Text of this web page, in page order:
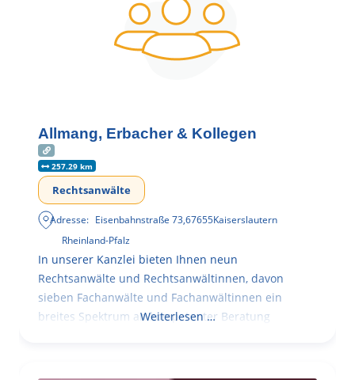
Allmang, Erbacher & Kollegen
257.29 km
Rechtsanwälte
Adresse: Eisenbahnstraße 73,67655Kaiserslautern
Rheinland-Pfalz
In unserer Kanzlei bieten Ihnen neun
Rechtsanwälte und Rechtsanwältinnen, davon
sieben Fachanwälte und Fachanwältinnen ein
breites Spektrum an kompetenter Beratung
Weiterlesen …